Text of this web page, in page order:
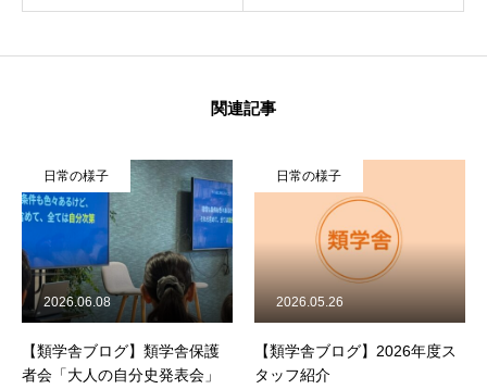
関連記事
日常の様子
【類学舎ブログ】類学舎保護
者会「大人の自分史発表会」
2026.06.08
日常の様子
【類学舎ブログ】2026年度ス
タッフ紹介
2026.05.26